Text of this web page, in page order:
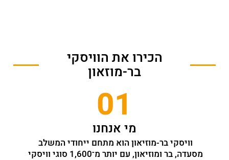
הכירו את הוויסקי
בר-מוזאון
01
מי אנחנו